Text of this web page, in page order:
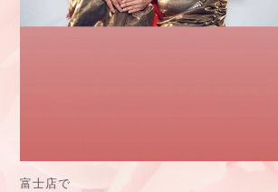
富士店で